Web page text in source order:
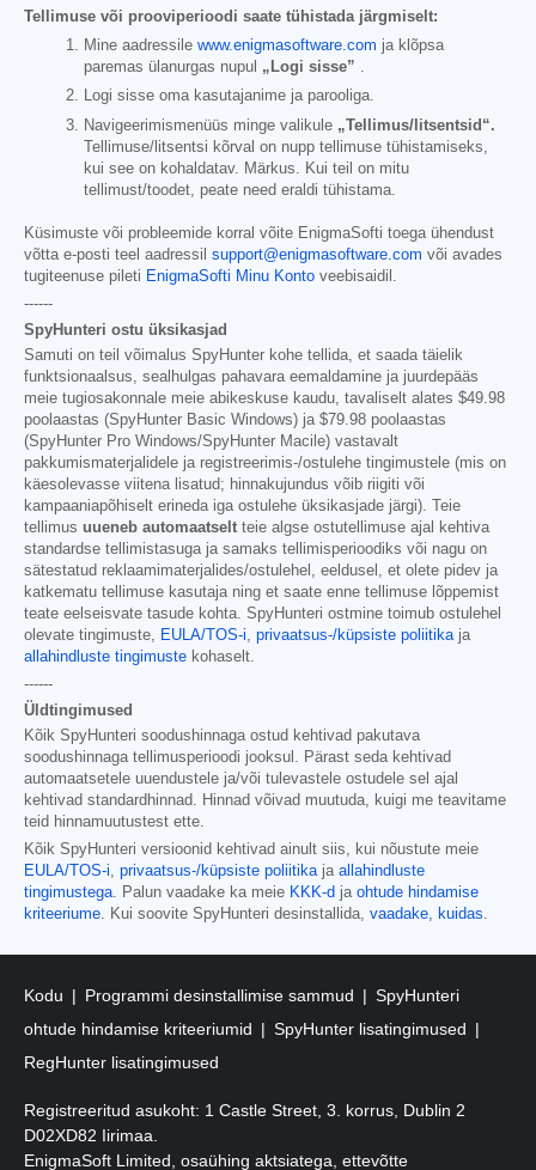
Tellimuse või prooviperioodi saate tühistada järgmiselt:
Mine aadressile www.enigmasoftware.com ja klõpsa
paremas ülanurgas nupul „Logi sisse” .
Logi sisse oma kasutajanime ja parooliga.
Navigeerimismenüüs minge valikule „Tellimus/litsentsid“.
Tellimuse/litsentsi kõrval on nupp tellimuse tühistamiseks,
kui see on kohaldatav. Märkus. Kui teil on mitu
tellimust/toodet, peate need eraldi tühistama.
Küsimuste või probleemide korral võite EnigmaSofti toega ühendust
võtta e-posti teel aadressil support@enigmasoftware.com või avades
tugiteenuse pileti EnigmaSofti Minu Konto veebisaidil.
------
SpyHunteri ostu üksikasjad
Samuti on teil võimalus SpyHunter kohe tellida, et saada täielik
funktsionaalsus, sealhulgas pahavara eemaldamine ja juurdepääs
meie tugiosakonnale meie abikeskuse kaudu, tavaliselt alates $49.98
poolaastas (SpyHunter Basic Windows) ja $79.98 poolaastas
(SpyHunter Pro Windows/SpyHunter Macile) vastavalt
pakkumismaterjalidele ja registreerimis-/ostulehe tingimustele (mis on
käesolevasse viitena lisatud; hinnakujundus võib riigiti või
kampaaniapõhiselt erineda iga ostulehe üksikasjade järgi). Teie
tellimus uueneb automaatselt teie algse ostutellimuse ajal kehtiva
standardse tellimistasuga ja samaks tellimisperioodiks või nagu on
sätestatud reklaamimaterjalides/ostulehel, eeldusel, et olete pidev ja
katkematu tellimuse kasutaja ning et saate enne tellimuse lõppemist
teate eelseisvate tasude kohta. SpyHunteri ostmine toimub ostulehel
olevate tingimuste,
EULA/TOS-i privaatsus-/küpsiste poliitika ja
allahindluste tingimuste kohaselt.
------
Üldtingimused
Kõik SpyHunteri soodushinnaga ostud kehtivad pakutava
soodushinnaga tellimusperioodi jooksul. Pärast seda kehtivad
automaatsetele uuendustele ja/või tulevastele ostudele sel ajal
kehtivad standardhinnad. Hinnad võivad muutuda, kuigi me teavitame
teid hinnamuutustest ette.
Kõik SpyHunteri versioonid kehtivad ainult siis, kui nõustute meie
EULA/TOS-i
privaatsus-/küpsiste poliitika ja allahindluste
tingimustega . Palun vaadake ka meie KKK-d ja ohtude hindamise
kriteeriume . Kui soovite SpyHunteri desinstallida, vaadake, kuidas
Kodu Programmi desinstallimise sammud
SpyHunteri
ohtude hindamise kriteeriumid
SpyHunter lisatingimused
RegHunter lisatingimused
Registreeritud asukoht: 1 Castle Street, 3. korrus, Dublin 2
D02XD82 Iirimaa.
EnigmaSoft Limited, osaühing aktsiatega, ettevõtte